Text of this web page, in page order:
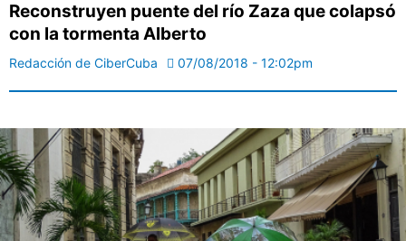
Reconstruyen puente del río Zaza que colapsó
con la tormenta Alberto
Redacción de CiberCuba 07/08/2018 - 12:02pm